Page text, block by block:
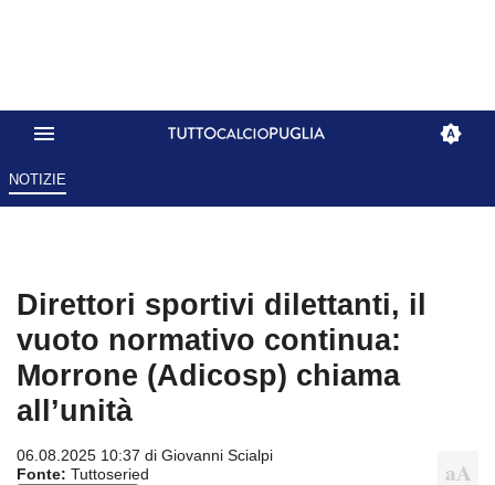
NOTIZIE
Direttori sportivi dilettanti, il
vuoto normativo continua:
Morrone (Adicosp) chiama
all’unità
06.08.2025 10:37 di Giovanni Scialpi
Fonte: Tuttoseried